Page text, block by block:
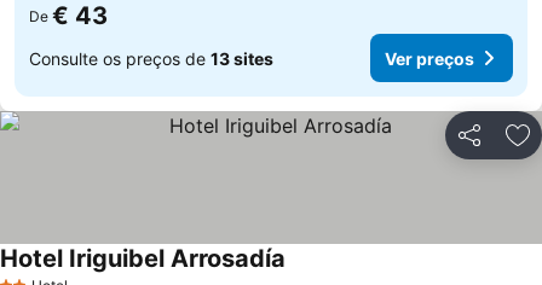
De € 43
Consulte os preços de 13 sites Ver preços
Partilhar
Hotel Iriguibel Arrosadía